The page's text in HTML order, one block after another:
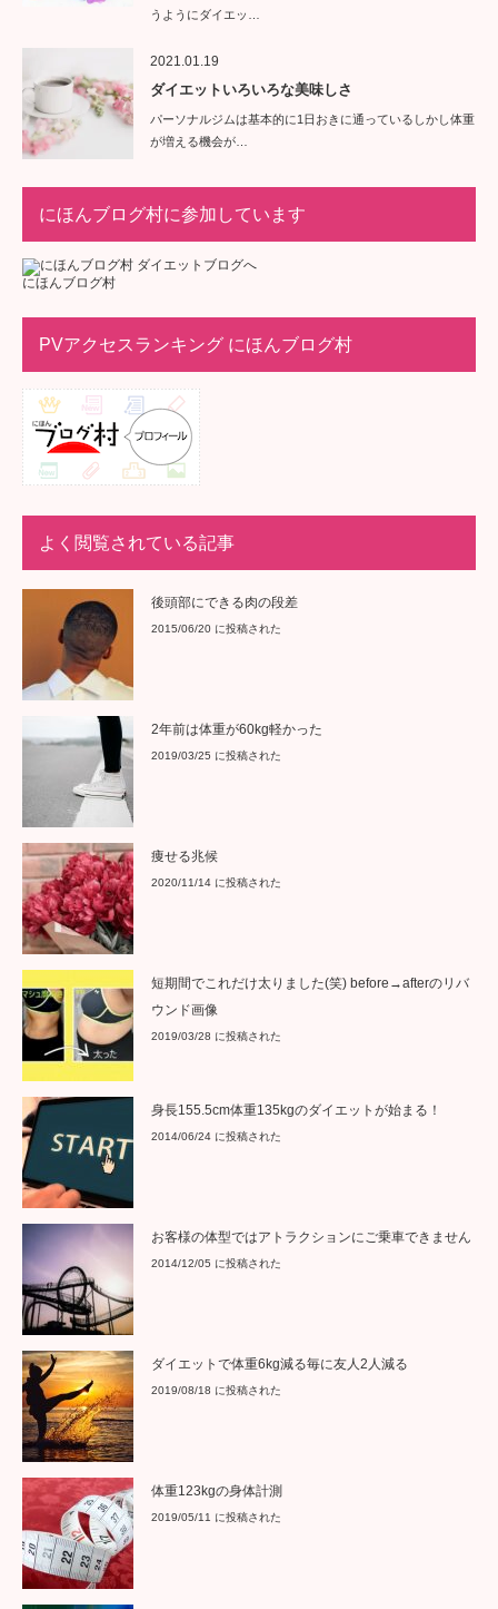
うようにダイエッ…
2021.01.19
ダイエットいろいろな美味しさ
パーソナルジムは基本的に1日おきに通っているしかし体重
が増える機会が…
にほんブログ村に参加しています
にほんブログ村
PVアクセスランキング にほんブログ村
よく閲覧されている記事
後頭部にできる肉の段差
2015/06/20 に投稿された
2年前は体重が60kg軽かった
2019/03/25 に投稿された
痩せる兆候
2020/11/14 に投稿された
短期間でこれだけ太りました(笑) before→afterのリバ
ウンド画像
2019/03/28 に投稿された
身長155.5cm体重135kgのダイエットが始まる！
2014/06/24 に投稿された
お客様の体型ではアトラクションにご乗車できません
2014/12/05 に投稿された
ダイエットで体重6kg減る毎に友人2人減る
2019/08/18 に投稿された
体重123kgの身体計測
2019/05/11 に投稿された